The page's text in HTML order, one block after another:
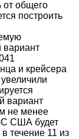
от общего
построить
вариант
и крейсера
вариант
не менее
США будет
течение 11 из